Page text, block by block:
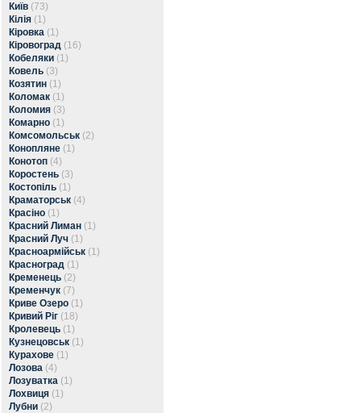
Київ (73)
Кілія (1)
Кіровка (1)
Кіровоград (16)
Кобеляки (1)
Ковель (3)
Козятин (1)
Коломак (1)
Коломия (3)
Комарно (1)
Комсомольськ (2)
Конопляне (1)
Конотоп (4)
Коростень (3)
Костопіль (1)
Краматорськ (4)
Красіно (1)
Красний Лиман (1)
Красний Луч (1)
Красноармійськ (1)
Красноград (1)
Кременець (2)
Кременчук (7)
Криве Озеро (1)
Кривий Ріг (18)
Кролевець (1)
Кузнецовськ (1)
Курахове (1)
Лозова (4)
Лозуватка (1)
Лохвиця (1)
Лубни (2)